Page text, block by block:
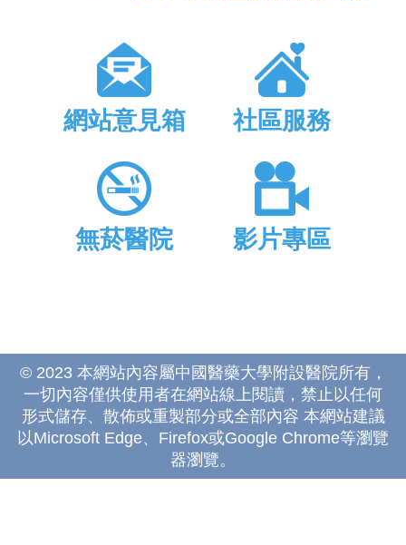
網站意見箱 社區服務
無菸醫院 影片專區
© 2023 本網站內容屬中國醫藥大學附設醫院所有，
一切內容僅供使用者在網站線上閱讀，禁止以任何
形式儲存、散佈或重製部分或全部內容 本網站建議
以Microsoft Edge、Firefox或Google Chrome等瀏覽
器瀏覽。